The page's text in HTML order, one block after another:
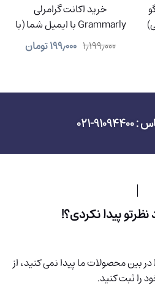
خرید اکانت گرامرلی
Grammarly با ایمیل شما (با
91% تخفیف)
۱٫۱۹۹٫۰۰۰ ۱۹۹٫۰۰۰تومان
021
پیدا نکردی؟!
بین محصولات ما پیدا نمی کنید، از
را ثبت کنید.